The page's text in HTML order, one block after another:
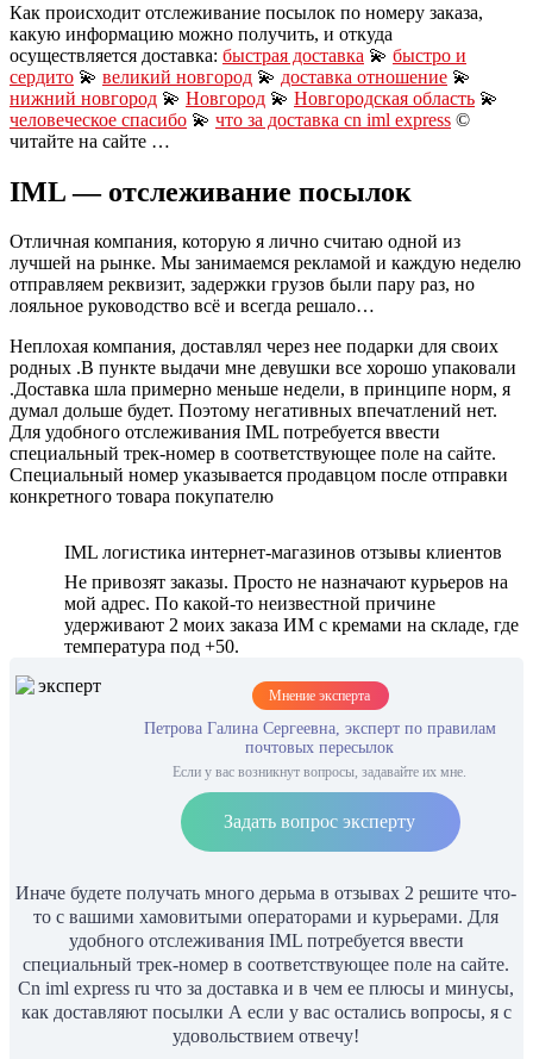
Как происходит отслеживание посылок по номеру заказа,
какую информацию можно получить, и откуда
осуществляется доставка: быстрая доставка 💫 быстро и
сердито 💫 великий новгород 💫 доставка отношение 💫
нижний новгород 💫 Новгород 💫 Новгородская область 💫
человеческое спасибо 💫 что за доставка cn iml express ©
читайте на сайте …
IML — отслеживание посылок
Отличная компания, которую я лично считаю одной из
лучшей на рынке. Мы занимаемся рекламой и каждую неделю
отправляем реквизит, задержки грузов были пару раз, но
лояльное руководство всё и всегда решало…
Неплохая компания, доставлял через нее подарки для своих
родных .В пункте выдачи мне девушки все хорошо упаковали
.Доставка шла примерно меньше недели, в принципе норм, я
думал дольше будет. Поэтому негативных впечатлений нет.
Для удобного отслеживания IML потребуется ввести
специальный трек-номер в соответствующее поле на сайте.
Специальный номер указывается продавцом после отправки
конкретного товара покупателю
IML логистика интернет-магазинов отзывы клиентов
Не привозят заказы. Просто не назначают курьеров на
мой адрес. По какой-то неизвестной причине
удерживают 2 моих заказа ИМ с кремами на складе, где
температура под +50.
Мнение эксперта
Петрова Галина Сергеевна, эксперт по правилам
почтовых пересылок
Если у вас возникнут вопросы, задавайте их мне.
Задать вопрос эксперту
Иначе будете получать много дерьма в отзывах 2 решите что-
то с вашими хамовитыми операторами и курьерами. Для
удобного отслеживания IML потребуется ввести
специальный трек-номер в соответствующее поле на сайте.
Cn iml express ru что за доставка и в чем ее плюсы и минусы,
как доставляют посылки А если у вас остались вопросы, я с
удовольствием отвечу!